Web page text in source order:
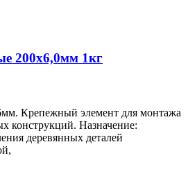
200х6,0мм 1кг
Крепежный элемент для монтажа
конструкций. Назначение:
деревянных деталей